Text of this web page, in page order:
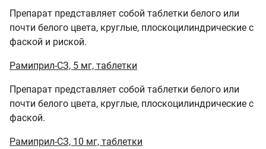
Препарат представляет собой таблетки белого или
почти белого цвета, круглые, плоскоцилиндрические с
фаской и риской.
Рамиприл-СЗ, 5 мг, таблетки
Препарат представляет собой таблетки белого или
почти белого цвета, круглые, плоскоцилиндрические с
фаской.
Рамиприл-СЗ, 10 мг, таблетки